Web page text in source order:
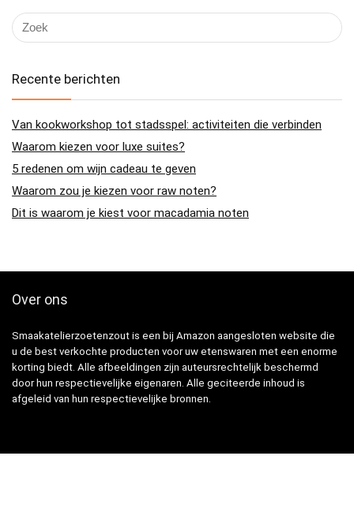
Recente berichten
Van kookworkshop tot stadsspel: activiteiten die verbinden
Waarom kiezen voor luxe suites?
5 redenen om wijn cadeau te geven
Waarom zou je kiezen voor raw noten?
Dit is waarom je kiest voor macadamia noten
Over ons
Smaakatelierzoetenzout is een bij Amazon aangesloten website die
u de best verkochte producten voor uw etenswaren met een enorme
korting biedt. Alle afbeeldingen zijn auteursrechtelijk beschermd
door hun respectievelijke eigenaren. Alle geciteerde inhoud is
afgeleid van hun respectievelijke bronnen.